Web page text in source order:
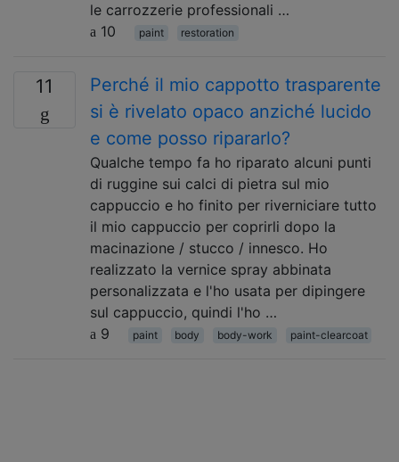
le carrozzerie professionali …
10
paint restoration
11
Perché il mio cappotto trasparente
si è rivelato opaco anziché lucido
e come posso ripararlo?
Qualche tempo fa ho riparato alcuni punti
di ruggine sui calci di pietra sul mio
cappuccio e ho finito per riverniciare tutto
il mio cappuccio per coprirli dopo la
macinazione / stucco / innesco. Ho
realizzato la vernice spray abbinata
personalizzata e l'ho usata per dipingere
sul cappuccio, quindi l'ho …
9
paint body body-work paint-clearcoat